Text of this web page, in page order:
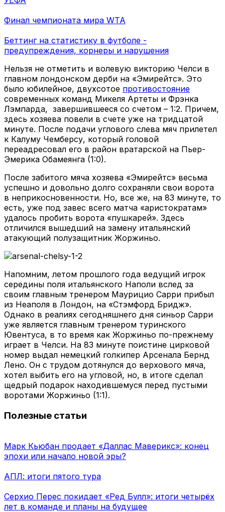
Финал чемпионата мира WTA
Беттинг на статистику в футболе -
предупреждения, корнеры и нарушения
Нельзя не отметить и волевую викторию Челси в
главном лондонском дерби на «Эмирейтс». Это
было юбилейное, двухсотое противостояние
современных команд Микеля Артеты и Фрэнка
Лэмпарда, завершившееся со счетом – 1:2. Причем,
здесь хозяева повели в счете уже на тридцатой
минуте. После подачи углового слева мяч прилетел
к Калуму Чемберсу, который головой
переадресовал его в район вратарской на Пьер-
Эмерика Обамеянга (1:0).
После забитого мяча хозяева «Эмирейтс» весьма
успешно и довольно долго сохраняли свои ворота
в неприкосновенности. Но, все же, на 83 минуте, то
есть, уже под завес всего матча «аристократам»
удалось пробить ворота «пушкарей». Здесь
отличился вышедший на замену итальянский
атакующий полузащитник Жоржиньо.
Напомним, летом прошлого года ведущий игрок
середины поля итальянского Наполи вслед за
своим главным тренером Маурицио Сарри прибыл
из Неаполя в Лондон, на «Стэмфорд Бридж».
Однако в реалиях сегодняшнего дня синьор Сарри
уже является главным тренером туринского
Ювентуса, в то время как Жоржиньо по-прежнему
играет в Челси. На 83 минуте поистине цирковой
номер выдал немецкий голкипер Арсенала Бернд
Лено. Он с трудом дотянулся до верхового мяча,
хотел выбить его на угловой, но, в итоге сделал
щедрый подарок находившемуся перед пустыми
воротами Жоржиньо (1:1).
Полезные статьи
Марк Кьюбан продает «Даллас Маверикс»: конец
эпохи или начало новой эры?
АПЛ: итоги пятого тура
Серхио Перес покидает «Ред Булл»: итоги четырёх
лет в команде и планы на будущее